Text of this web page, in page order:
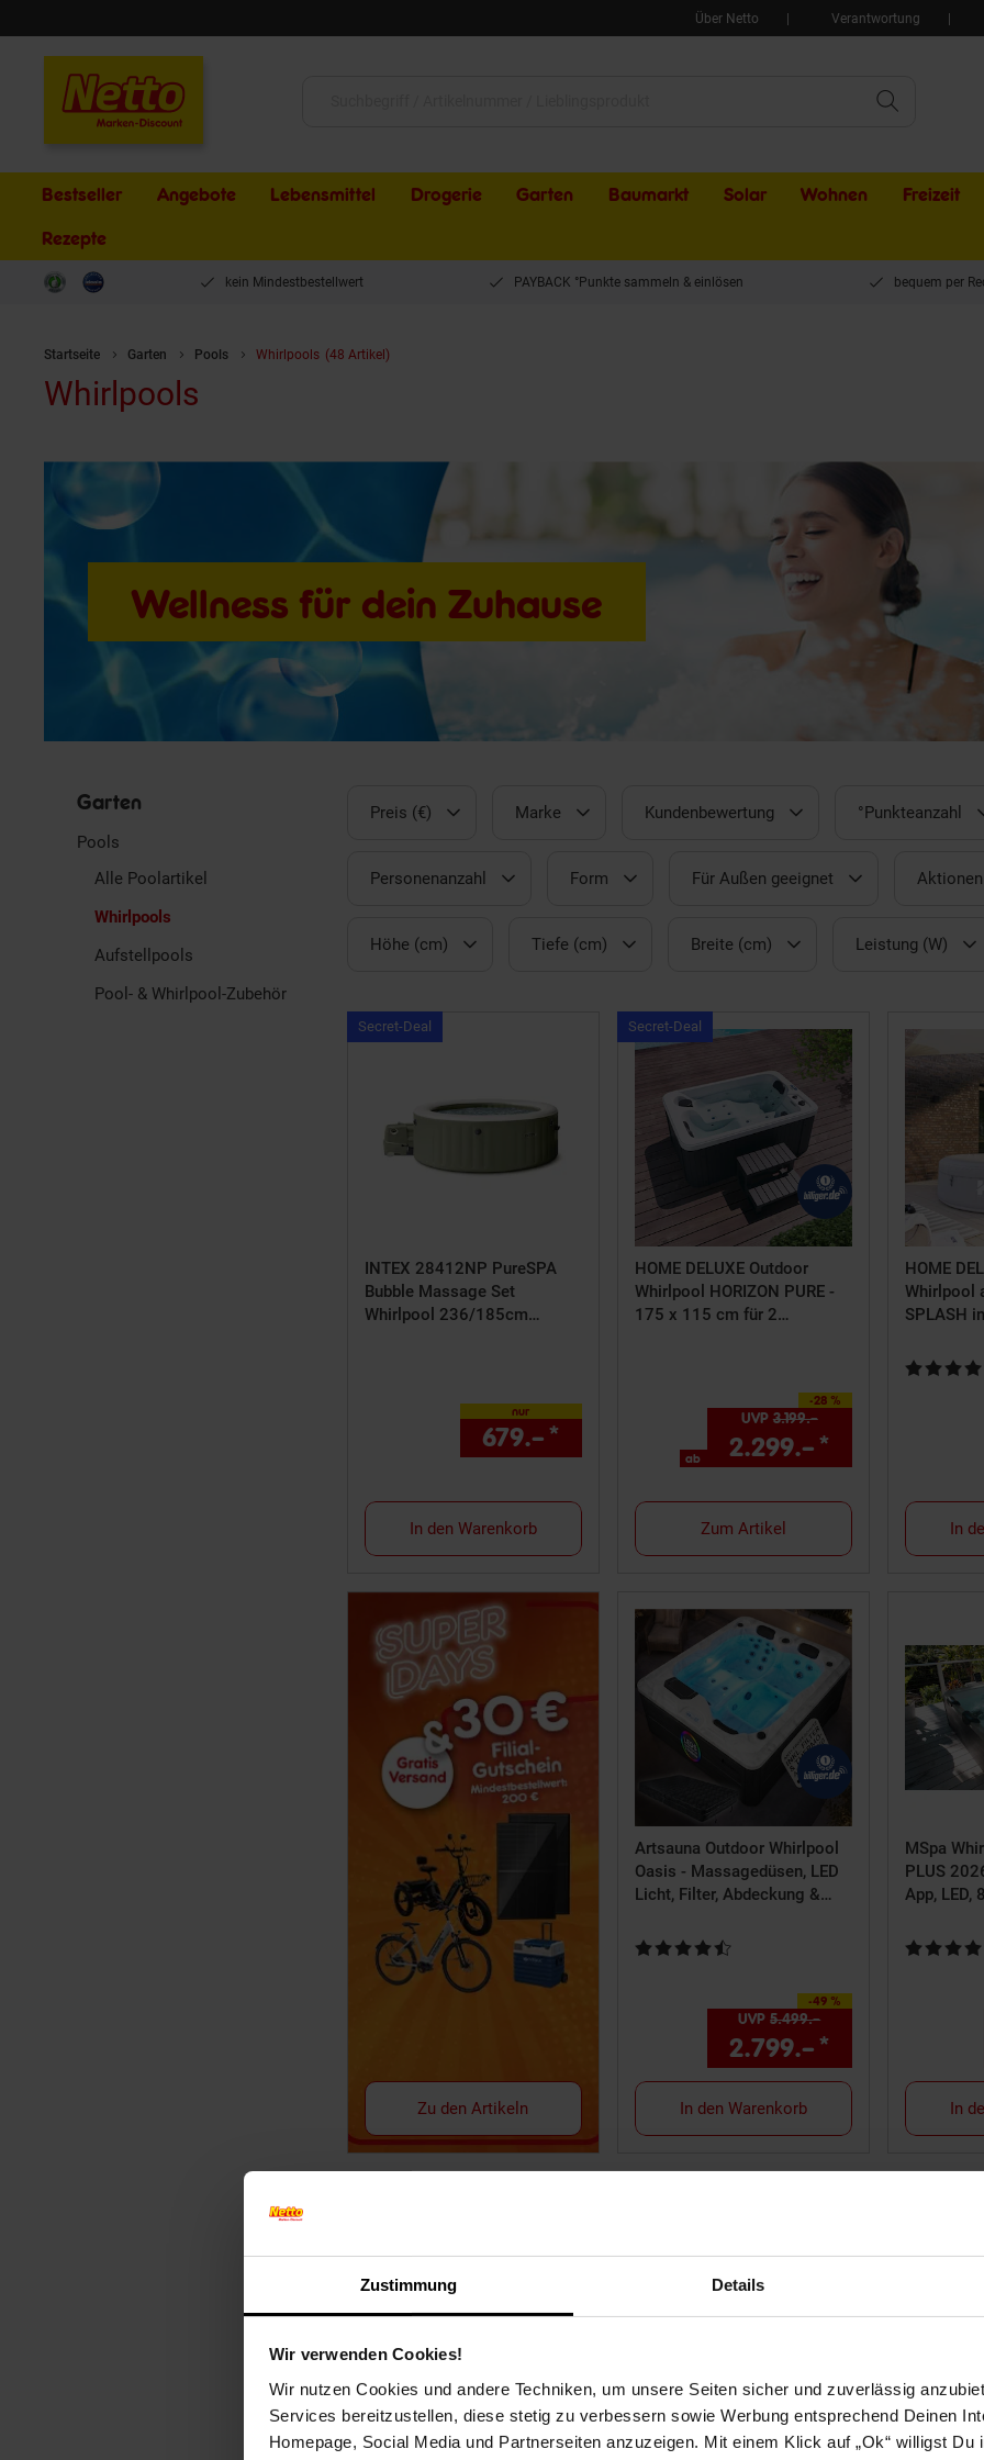
Zustimmung Details
Wir verwenden Cookies!
Wir nutzen Cookies und andere Techniken, um unsere Seiten sicher und zuverlässig
Services bereitzustellen, diese stetig zu verbessern sowie Werbung entsprechend Deinen
Homepage, Social Media und Partnerseiten anzuzeigen. Mit einem Klick auf „Ok“ willigst Du
Über Netto Verantwortung
Bestseller Angebote Lebensmittel Drogerie Garten Baumarkt Solar Wohnen Freizeit
Rezepte
kein Mindestbestellwert PAYBACK °Punkte sammeln & einlösen bequem per
Startseite Garten Pools Whirlpools (48 Artikel)
Whirlpools
Wellness für dein Zuhause
Garten
Pools
Alle Poolartikel
Whirlpools
Aufstellpools
Pool- & Whirlpool-Zubehör
Preis (€) Marke Kundenbewertung °Punkteanzahl
Personenanzahl Form Für Außen geeignet Aktionen
Höhe (cm) Tiefe (cm) Breite (cm) Leistung (W)
INTEX 28412NP PureSPA
Bubble Massage Set
Whirlpool 236/185cm
nur
679.–* nur 679,–€ Sternchen Fußnote,
Secret-Deal
ArtikelSecret-
In den Warenkorb
HOME DELUXE Outdoor
Whirlpool HORIZON PURE -
175 x 115 cm für 2
-28 %
Sie Sparen 28 Prozent,
UVP 3.199.–UVP : 3199,–€
ab 2.299.–* ab 2299,–€
Secret-DealKampagnen
ArtikelSecret-
Zum Artikel
HOME
Whirlpool
SPLASH
Grau
In
Zu den Artikeln
Artsauna Outdoor Whirlpool
Oasis - Massagedüsen, LED
Licht, Filter, Abdeckung &
Kundenbewertung: 4,7 von 5 Sternen
-49 %
Sie Sparen 49 Prozent,
UVP5.499.–
2.799.–* Aktueller
In den Warenkorb
MSpa
PLUS
App, LED, 8
Luftdüsen
In
Miweba MSpa Whirlpool
Frame Mono F-MO062, Drop-
Miweba MSpa Whirlpool
Frame Tribeca F-TR062W, 6
MSpa
AURORA